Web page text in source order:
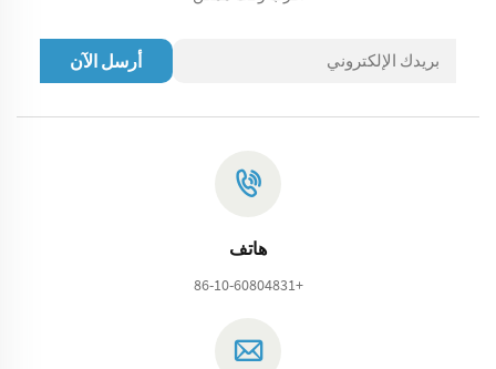
أرسل الآن
هاتف
+86-10-60804831